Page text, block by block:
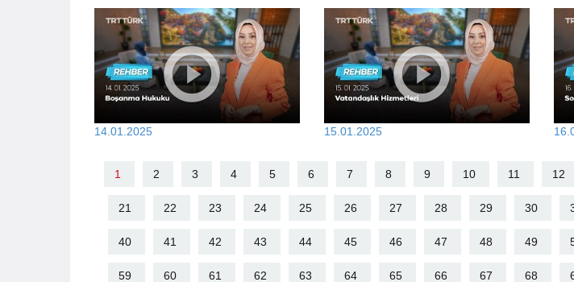
14.01.2025 15.01.2025
1 2 3 4 5 6 7 8 9 10 11 12
21 22 23 24 25 26 27 28 29 30
40 41 42 43 44 45 46 47 48 49
59 60 61 62 63 64 65 66 67 68